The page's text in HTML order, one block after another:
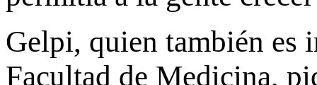
Gelpi, quien también es
Facultad de Medicina,